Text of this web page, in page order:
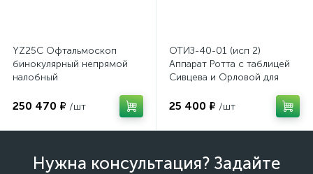
YZ25C Офтальмоскоп
бинокулярный непрямой
налобный
250 470 ₽ /шт
ОТИЗ-40-01 (исп 2)
Аппарат Ротта с таблицей
Сивцева и Орловой для
очков
25 400 ₽ /шт
Нужна консультация? Задайте